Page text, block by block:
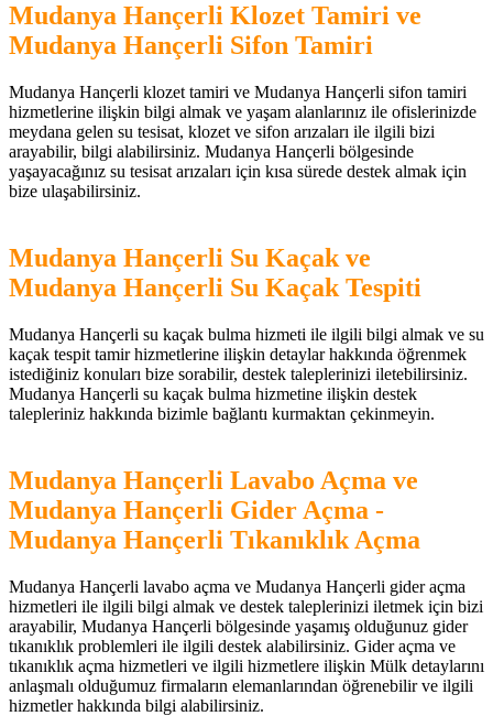
Mudanya Hançerli Klozet Tamiri ve
Mudanya Hançerli Sifon Tamiri
Mudanya Hançerli klozet tamiri ve Mudanya Hançerli sifon tamiri
hizmetlerine ilişkin bilgi almak ve yaşam alanlarınız ile ofislerinizde
meydana gelen su tesisat, klozet ve sifon arızaları ile ilgili bizi
arayabilir, bilgi alabilirsiniz. Mudanya Hançerli bölgesinde
yaşayacağınız su tesisat arızaları için kısa sürede destek almak için
bize ulaşabilirsiniz.
Mudanya Hançerli Su Kaçak ve
Mudanya Hançerli Su Kaçak Tespiti
Mudanya Hançerli su kaçak bulma hizmeti ile ilgili bilgi almak ve su
kaçak tespit tamir hizmetlerine ilişkin detaylar hakkında öğrenmek
istediğiniz konuları bize sorabilir, destek taleplerinizi iletebilirsiniz.
Mudanya Hançerli su kaçak bulma hizmetine ilişkin destek
talepleriniz hakkında bizimle bağlantı kurmaktan çekinmeyin.
Mudanya Hançerli Lavabo Açma ve
Mudanya Hançerli Gider Açma -
Mudanya Hançerli Tıkanıklık Açma
Mudanya Hançerli lavabo açma ve Mudanya Hançerli gider açma
hizmetleri ile ilgili bilgi almak ve destek taleplerinizi iletmek için bizi
arayabilir, Mudanya Hançerli bölgesinde yaşamış olduğunuz gider
tıkanıklık problemleri ile ilgili destek alabilirsiniz. Gider açma ve
tıkanıklık açma hizmetleri ve ilgili hizmetlere ilişkin Mülk detaylarını
anlaşmalı olduğumuz firmaların elemanlarından öğrenebilir ve ilgili
hizmetler hakkında bilgi alabilirsiniz.